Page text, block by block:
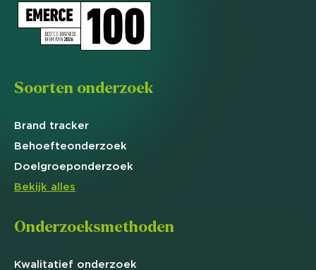
Soorten onderzoek
Brand tracker
Behoefteonderzoek
Doelgroeponderzoek
Bekijk alles
Onderzoeksmethoden
Kwalitatief onderzoek